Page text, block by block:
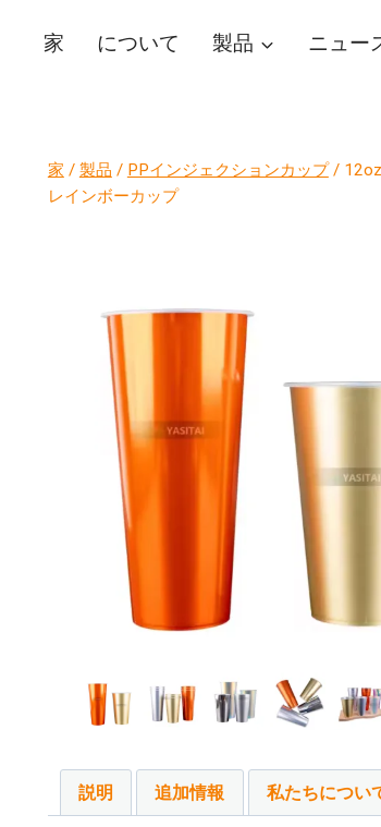
家 について 製品 ニュー
家 / 製品 / PPインジェクションカップ /
レインボーカップ
説明 追加情報 私たちについ